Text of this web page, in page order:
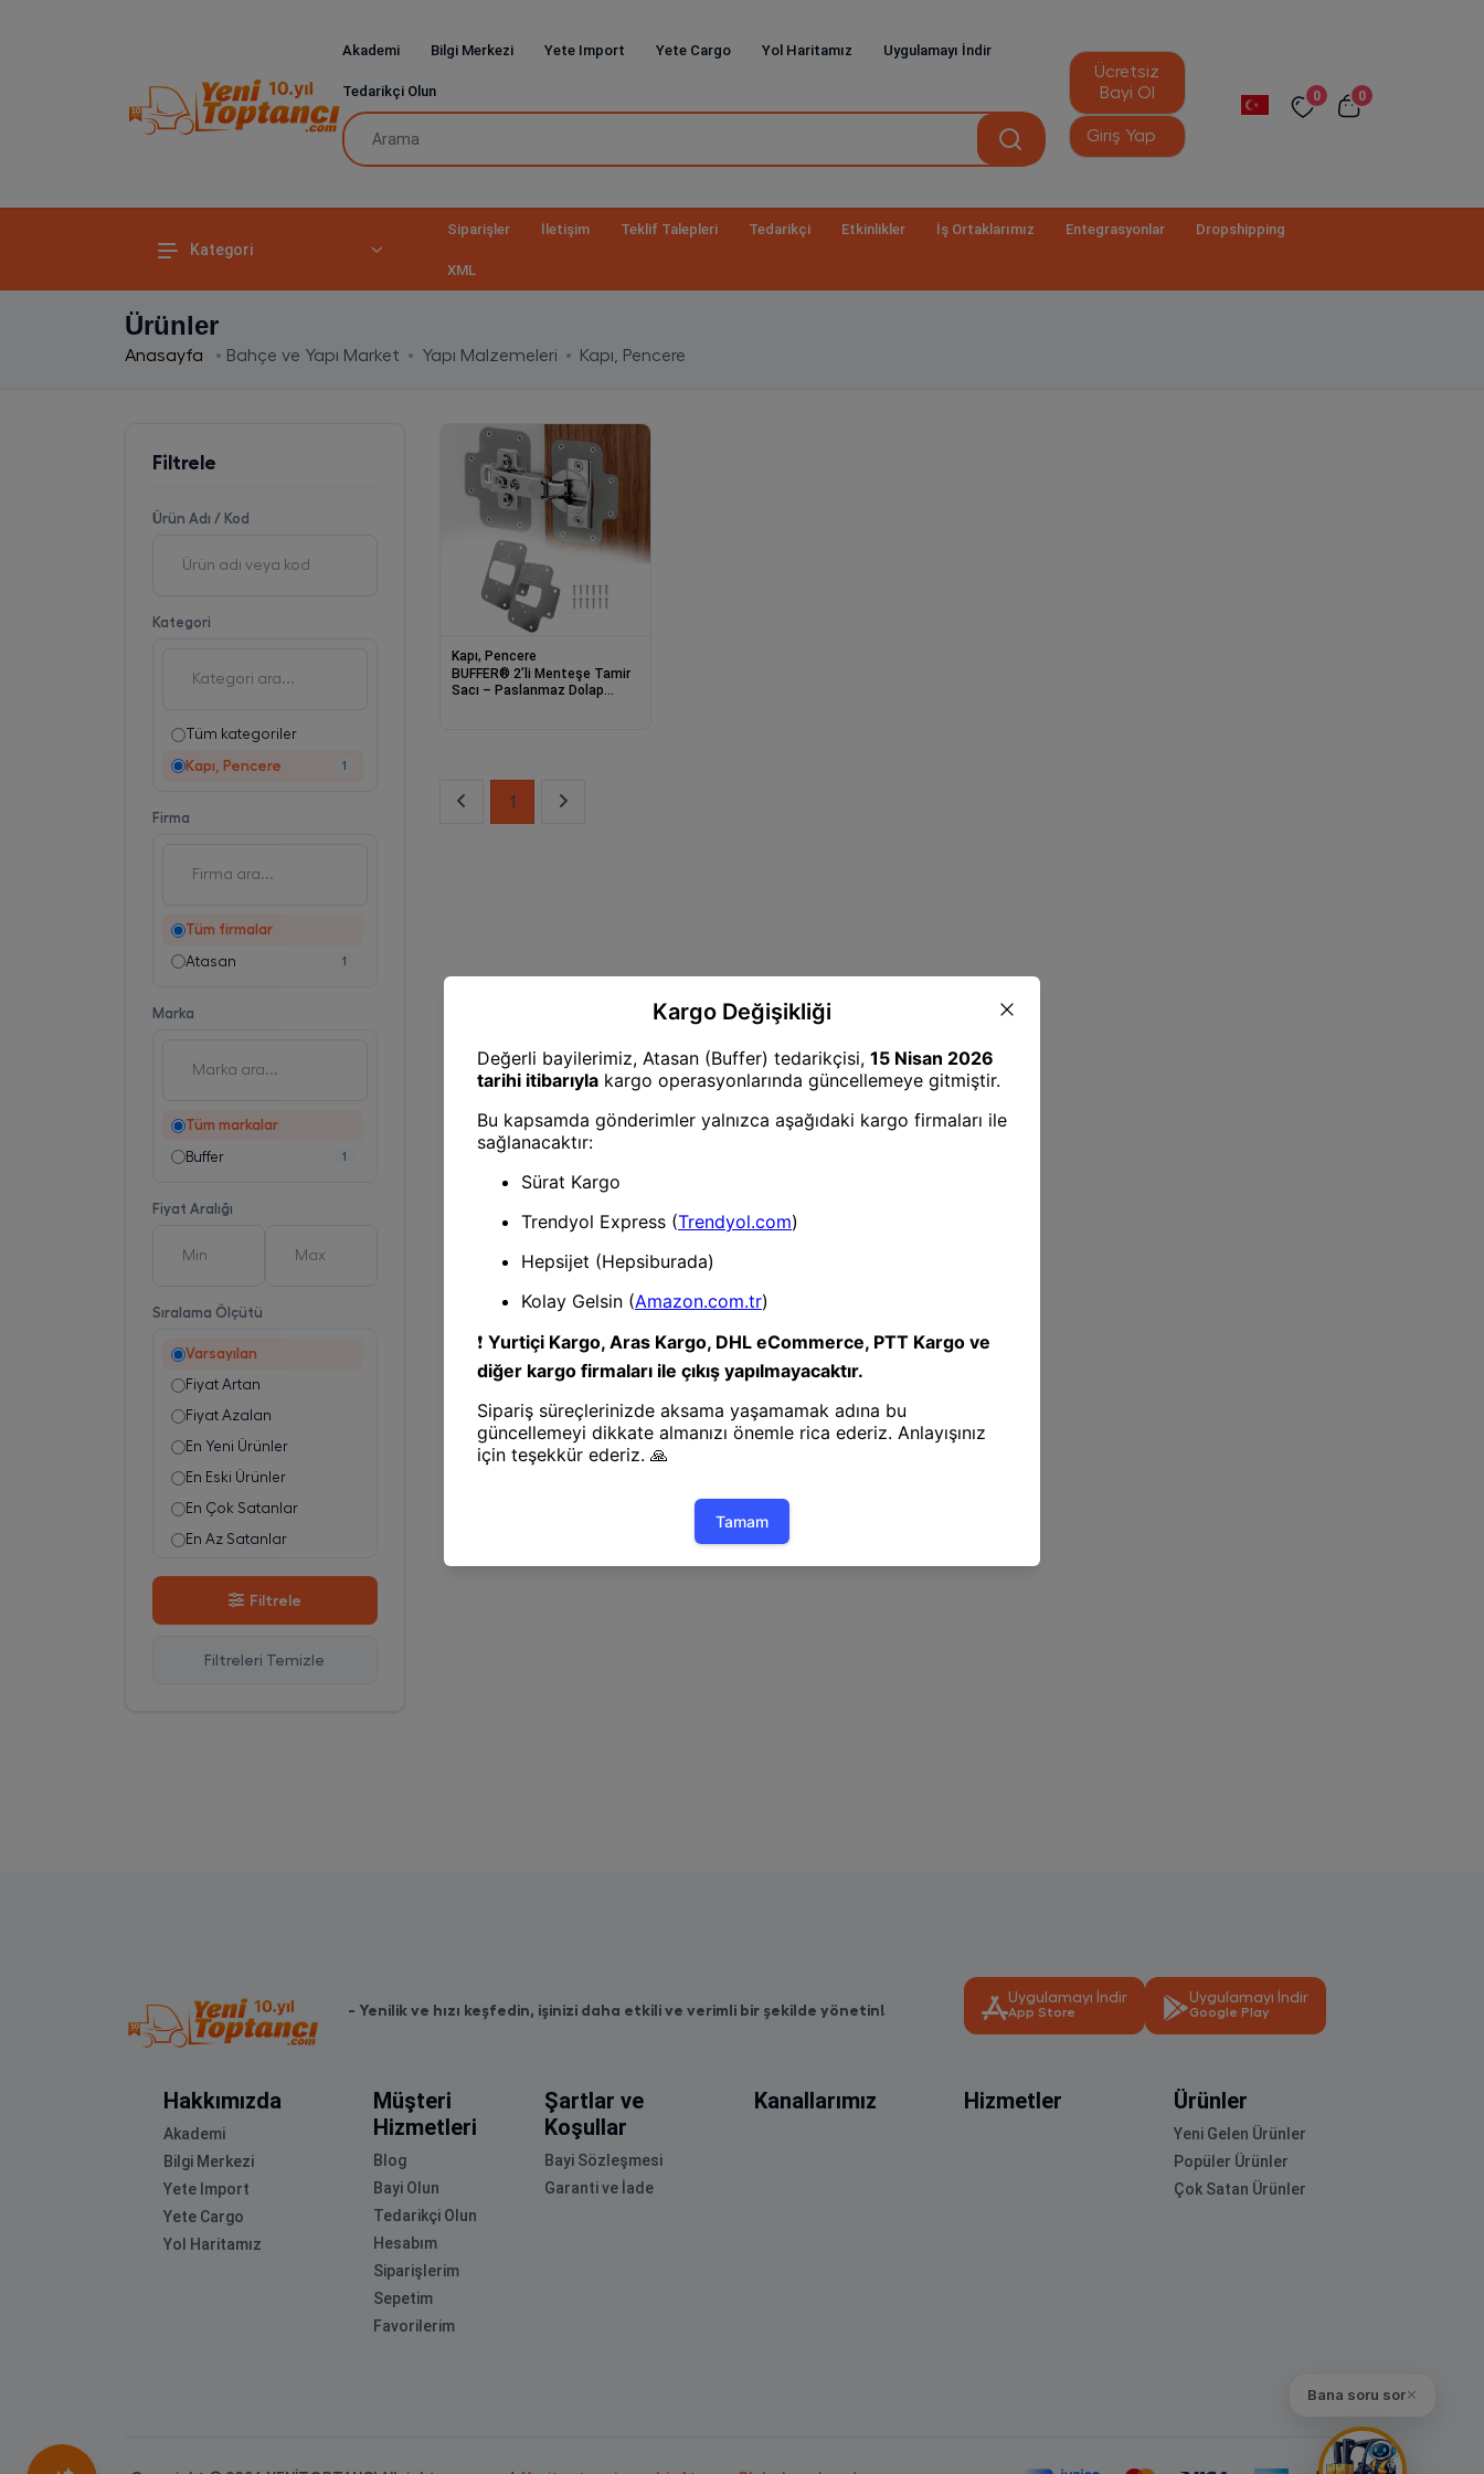
Bana soru sor✕
Akademi Bilgi Merkezi Yete Import Yete Cargo Yol Haritamız Uygulamayı İndir
Tedarikçi Olun
Ücretsiz
Bayi Ol
Giriş Yap
0 0
Kategori
Siparişler İletişim Teklif Talepleri Tedarikçi Etkinlikler İş Ortaklarımız Entegrasyonlar Dropshipping
XML
Ürünler
Anasayfa Bahçe ve Yapı Market Yapı Malzemeleri Kapı, Pencere
Filtrele
Ürün Adı / Kod
Kategori
Tüm kategoriler
Kapı, Pencere 1
Firma
Tüm firmalar
Atasan 1
Marka
Tüm markalar
Buffer 1
Fiyat Aralığı
Sıralama Ölçütü
Varsayılan
Fiyat Artan
Fiyat Azalan
En Yeni Ürünler
En Eski Ürünler
En Çok Satanlar
En Az Satanlar
Stok Artan
En Çok Favorilenen
Filtrele
Filtreleri Temizle
Kapı, Pencere
BUFFER® 2’li Menteşe Tamir
Sacı – Paslanmaz Dolap
1
- Yenilik ve hızı keşfedin, işinizi daha etkili ve verimli bir şekilde yönetin!
Uygulamayı İndir
App Store
Uygulamayı İndir
Google Play
Hakkımızda
Akademi
Bilgi Merkezi
Yete Import
Yete Cargo
Yol Haritamız
Müşteri
Hizmetleri
Blog
Bayi Olun
Tedarikçi Olun
Hesabım
Siparişlerim
Sepetim
Favorilerim
Şartlar ve
Koşullar
Bayi Sözleşmesi
Garanti ve İade
Kanallarımız Hizmetler Ürünler
Yeni Gelen Ürünler
Popüler Ürünler
Çok Satan Ürünler